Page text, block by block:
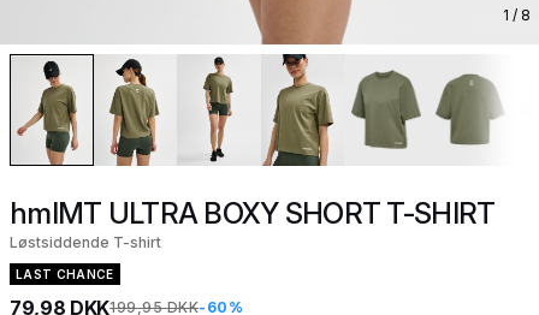
1 / 8
hmlMT ULTRA BOXY SHORT T-SHIRT
Løstsiddende T-shirt
LAST CHANCE
79,98 DKK199,95 DKK-60%